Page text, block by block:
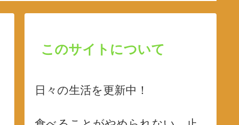
このサイトについて
日々の生活を更新中！